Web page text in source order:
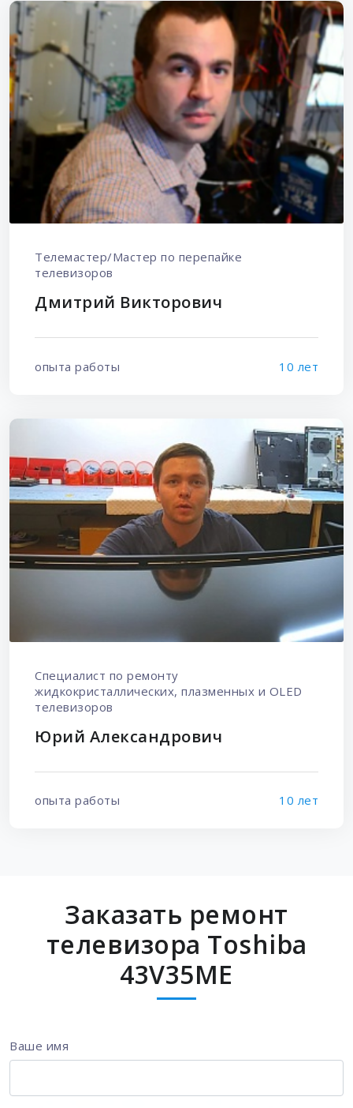
Телемастер/Мастер по перепайке
телевизоров
Дмитрий Викторович
опыта работы 10 лет
Специалист по ремонту
жидкокристаллических, плазменных и OLED
телевизоров
Юрий Александрович
опыта работы 10 лет
Заказать ремонт
телевизора Toshiba
43V35ME
Ваше имя